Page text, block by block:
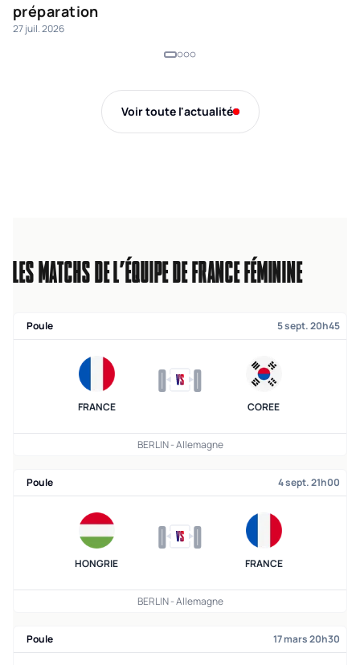
préparation
27 juil. 2026
Voir toute l'actualité
LES MATCHS DE L’ÉQUIPE DE FRANCE FÉMININE
Poule 5 sept. 20h45
0 0
FRANCE COREE
BERLIN - Allemagne
Poule 4 sept. 21h00
0 0
HONGRIE FRANCE
BERLIN - Allemagne
Poule 17 mars 20h30